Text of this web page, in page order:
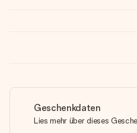
Geschenkdaten
Lies mehr über dieses